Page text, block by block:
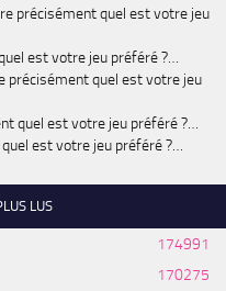
précisément quel est votre jeu
est votre jeu préféré ?…
précisément quel est votre jeu
quel est votre jeu préféré ?…
est votre jeu préféré ?…
LUS
174991
170275